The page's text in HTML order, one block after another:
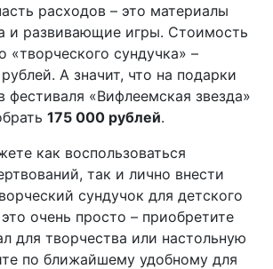
расходов – это материалы
и развивающие игры. Стоимость
«творческого сундучка» –
А значит, что на подарки
фестиваля «Вифлеемская звезда»
175 000 рублей.
как воспользоваться
так и лично внести
сундучок для детского
очень просто – приобретите
для творчества или настольную
по ближайшему удобному для